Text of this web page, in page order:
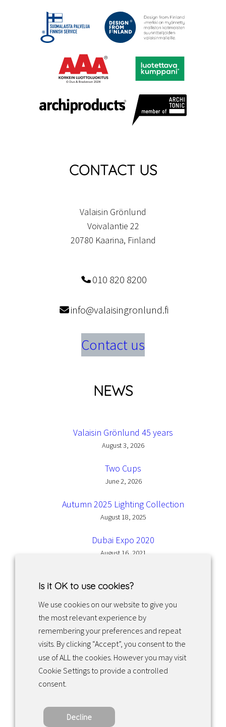
CONTACT US
Valaisin Grönlund
Voivalantie 22
20780 Kaarina, Finland
010 820 8200
info@valaisingronlund.fi
Contact us
NEWS
Valaisin Grönlund 45 years
August 3, 2026
Two Cups
June 2, 2026
Autumn 2025 Lighting Collection
August 18, 2025
Dubai Expo 2020
August 16, 2021
Facebook InstagramLinkedIn
Returns & exchanges
Copyright ©2022 · Valaisin Grönlund – All
Is it OK to use cookies?
We use cookies on our website to give you
the most relevant experience by
remembering your preferences and repeat
visits. By clicking “Accept”, you consent to the
use of ALL the cookies. However you may visit
Cookie Settings to provide a controlled
consent.
Decline